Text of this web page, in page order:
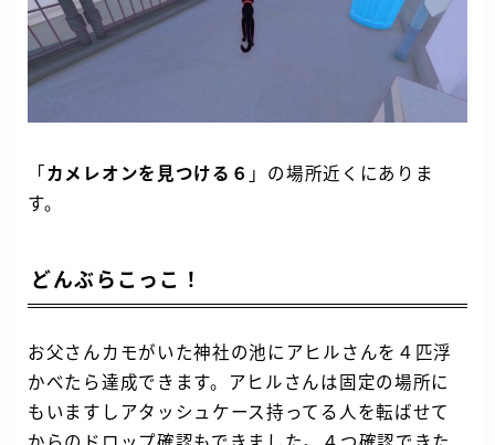
「 カメレオンを見つける６ 」の場所近くにありま
す。
どんぶらこっこ！
お父さんカモがいた神社の池にアヒルさんを４匹浮
かべたら達成できます。アヒルさんは固定の場所に
もいますしアタッシュケース持ってる人を転ばせて